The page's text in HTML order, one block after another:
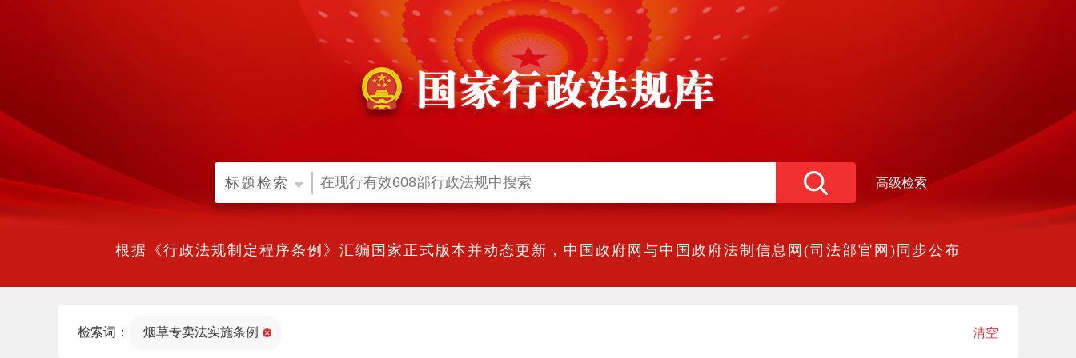
标题检索 高级检索
根据《行政法规制定程序条例》汇编国家正式版本并动态更新，中国政府网与中国政府法制信息网(司法部官网)同步公布
检索词： 烟草专卖法实施条例 清空